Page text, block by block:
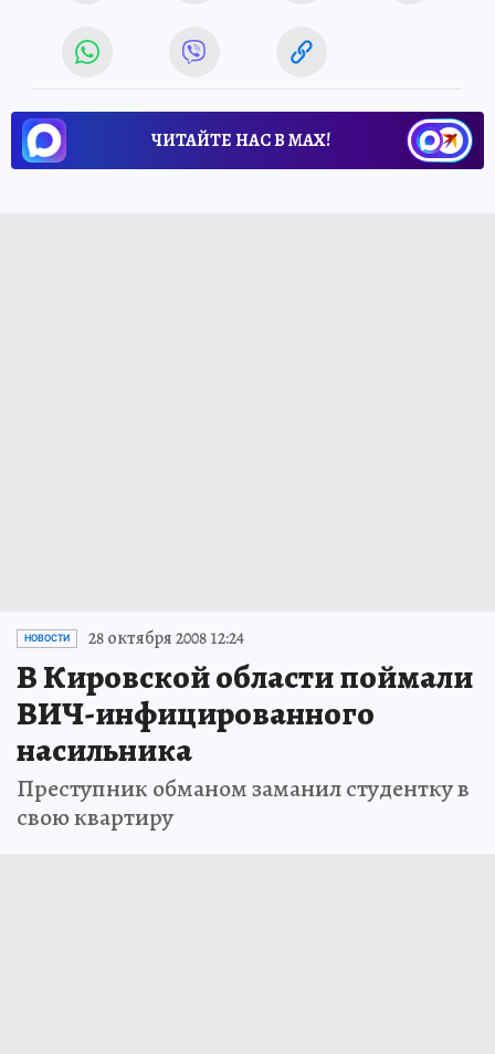
ЧИТАЙТЕ НАС В МАХ!
НОВОСТИ 28 октября 2008 12:24
В Кировской области поймали
ВИЧ-инфицированного
насильника
Преступник обманом заманил студентку в
свою квартиру